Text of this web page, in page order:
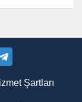
Şartları